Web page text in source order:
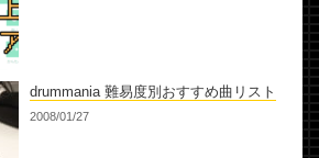
drummania 難易度別おすすめ曲リスト
2008/01/27